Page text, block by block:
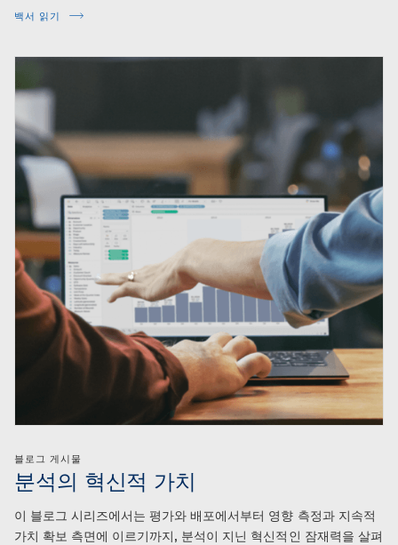
백서 읽기
블로그 게시물
분석의 혁신적 가치
이 블로그 시리즈에서는 평가와 배포에서부터 영향 측정과 지속적
가치 확보 측면에 이르기까지, 분석이 지닌 혁신적인 잠재력을 살펴